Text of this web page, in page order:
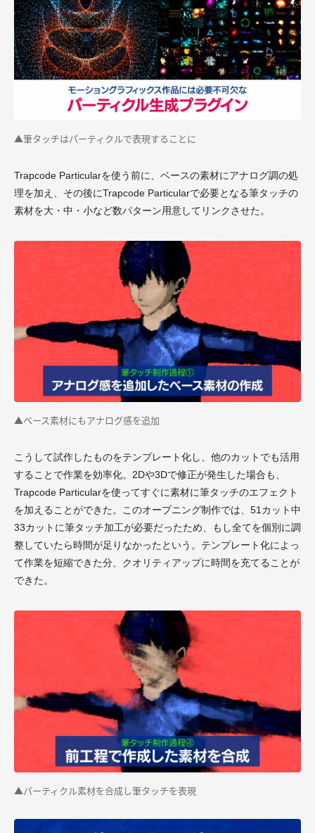
▲筆タッチはパーティクルで表現することに
Trapcode Particularを使う前に、ベースの素材にアナログ調の処
理を加え、その後にTrapcode Particularで必要となる筆タッチの
素材を大・中・小など数パターン用意してリンクさせた。
▲ベース素材にもアナログ感を追加
こうして試作したものをテンプレート化し、他のカットでも活用
することで作業を効率化。2Dや3Dで修正が発生した場合も、
Trapcode Particularを使ってすぐに素材に筆タッチのエフェクト
を加えることができた。このオープニング制作では、51カット中
33カットに筆タッチ加工が必要だったため、もし全てを個別に調
整していたら時間が足りなかったという。テンプレート化によっ
て作業を短縮できた分、クオリティアップに時間を充てることが
できた。
▲パーティクル素材を合成し筆タッチを表現